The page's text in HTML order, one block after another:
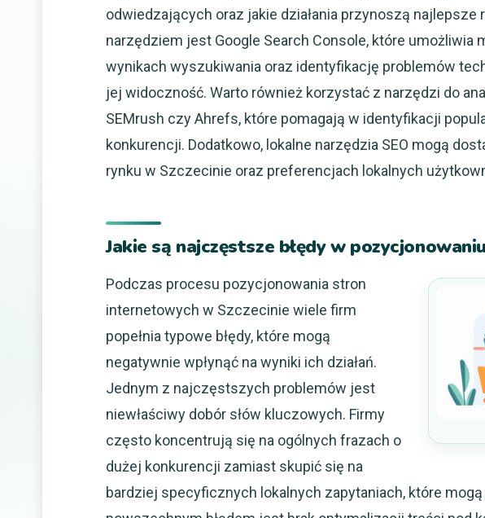
odwiedzających oraz jakie działania przynoszą najlepsze
narzędziem jest Google Search Console, które umożliwia
wynikach wyszukiwania oraz identyfikację problemów
jej widoczność. Warto również korzystać z narzędzi do
SEMrush czy Ahrefs, które pomagają w identyfikacji
konkurencji. Dodatkowo, lokalne narzędzia SEO mogą
rynku w Szczecinie oraz preferencjach lokalnych
Jakie są najczęstsze błędy w
Podczas procesu pozycjonowania stron
internetowych w Szczecinie wiele firm
popełnia typowe błędy, które mogą
negatywnie wpłynąć na wyniki ich działań.
Jednym z najczęstszych problemów jest
niewłaściwy dobór słów kluczowych. Firmy
często koncentrują się na ogólnych frazach o
dużej konkurencji zamiast skupić się na
bardziej specyficznych lokalnych zapytaniach, które